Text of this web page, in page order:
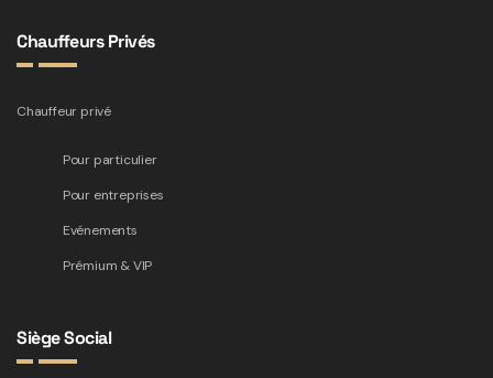
Chauffeurs Privés
Chauffeur privé
Pour particulier
Pour entreprises
Evénements
Prémium & VIP
Siège Social